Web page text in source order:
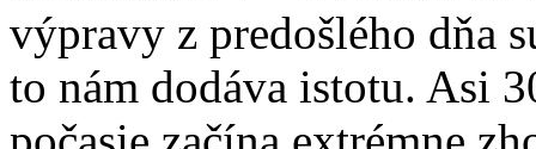
výpravy z predošlého dňa
to nám dodáva istotu. Asi